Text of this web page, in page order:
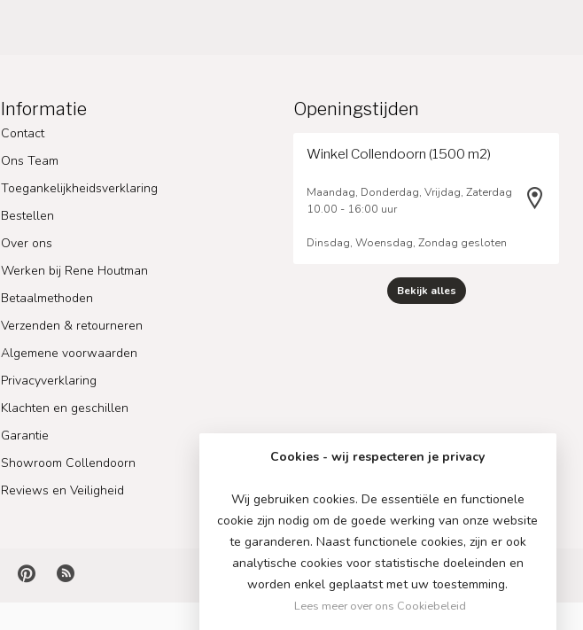
Informatie
Contact
Ons Team
Toegankelijkheidsverklaring
Bestellen
Over ons
Werken bij Rene Houtman
Betaalmethoden
Verzenden & retourneren
Algemene voorwaarden
Privacyverklaring
Klachten en geschillen
Garantie
Showroom Collendoorn
Reviews en Veiligheid
Openingstijden
Winkel Collendoorn (1500 m2)
Maandag, Donderdag, Vrijdag, Zaterdag
10.00 - 16:00 uur
Dinsdag, Woensdag, Zondag gesloten
Bekijk alles
Cookies - wij respecteren je privacy
Wij gebruiken cookies. De essentiële en functionele
cookie zijn nodig om de goede werking van onze website
te garanderen. Naast functionele cookies, zijn er ook
analytische cookies voor statistische doeleinden en
worden enkel geplaatst met uw toestemming.
Lees meer over ons Cookiebeleid